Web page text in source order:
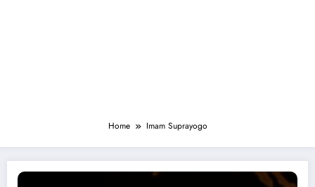
Home ​​​​​​​Imam Suprayogo